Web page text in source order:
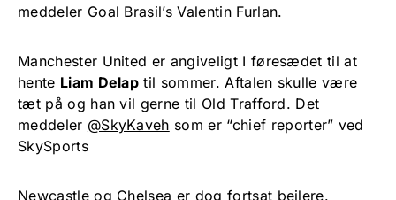
meddeler Goal Brasil’s Valentin Furlan.
Manchester United er angiveligt I føresædet til at
hente Liam Delap til sommer. Aftalen skulle være
tæt på og han vil gerne til Old Trafford. Det
meddeler @SkyKaveh som er “chief reporter” ved
SkySports
Newcastle og Chelsea er dog fortsat bejlere.